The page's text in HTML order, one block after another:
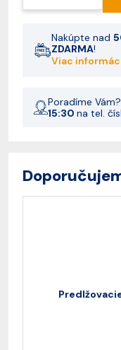
Nakúpte nad
ZDARMA!
Viac
Poradíme
15:30 na tel.